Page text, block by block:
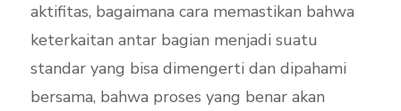
aktifitas, bagaimana cara memastikan bahwa
keterkaitan antar bagian menjadi suatu
standar yang bisa dimengerti dan dipahami
bersama, bahwa proses yang benar akan